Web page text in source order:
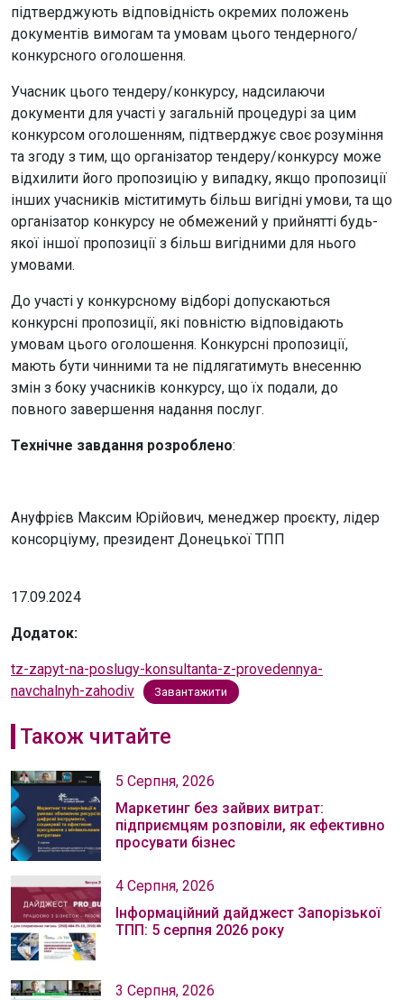
підтверджують відповідність окремих положень
документів вимогам та умовам цього тендерного/
конкурсного оголошення.
Учасник цього тендеру/конкурсу, надсилаючи
документи для участі у загальній процедурі за цим
конкурсом оголошенням, підтверджує своє розуміння
та згоду з тим, що організатор тендеру/конкурсу може
відхилити його пропозицію у випадку, якщо пропозиції
інших учасників міститимуть більш вигідні умови, та що
організатор конкурсу не обмежений у прийнятті будь-
якої іншої пропозиції з більш вигідними для нього
умовами.
До участі у конкурсному відборі допускаються
конкурсні пропозиції, які повністю відповідають
умовам цього оголошення. Конкурсні пропозиції,
мають бути чинними та не підлягатимуть внесенню
змін з боку учасників конкурсу, що їх подали, до
повного завершення надання послуг.
Технічне завдання розроблено:
Ануфрієв Максим Юрійович, менеджер проєкту, лідер
консорціуму, президент Донецької ТПП
17.09.2024
Додаток:
tz-zapyt-na-poslugy-konsultanta-z-provedennya-
navchalnyh-zahodiv
Завантажити
Також читайте
5 Серпня, 2026
Маркетинг без зайвих витрат:
підприємцям розповіли, як ефективно
просувати бізнес
4 Серпня, 2026
Інформаційний дайджест Запорізької
ТПП: 5 серпня 2026 року
3 Серпня, 2026